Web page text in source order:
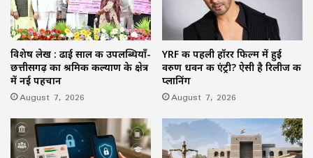
विशेष लेख : ढाई साल की उपलब्धियाँ-
छत्तीसगढ़ का श्रमिक कल्याण के क्षेत्र
में नई पहचान
August 7, 2026
YRF की पहली हॉरर फिल्म में हुई
वरुण धवन की एंट्री? ऐसी है रिलीज की
प्लानिंग
August 7, 2026